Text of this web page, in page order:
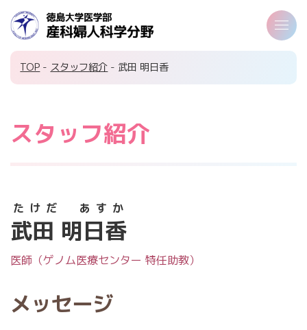
TOP - スタッフ紹介 - 武田 明日香
スタッフ紹介
武田 明日香
たけだ あすか
医師（ゲノム医療センター 特任助教）
メッセージ